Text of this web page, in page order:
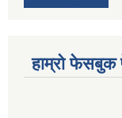
हाम्रो फेसबुक